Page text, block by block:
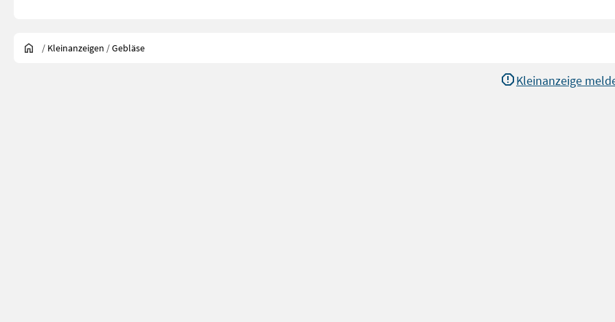
/ Kleinanzeigen /Gebläse
Kleinanzeige